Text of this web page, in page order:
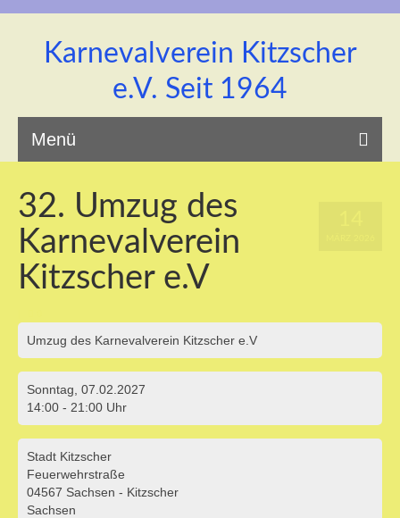
Karnevalverein Kitzscher
e.V. Seit 1964
Menü
Startseite
Unsere Prinzenpaar
Unser Verein
32. Umzug des
Karnevalverein
Kitzscher e.V
Umzug des Karnevalverein Kitzscher e.V
Sonntag, 07.02.2027
14:00 - 21:00 Uhr
Stadt Kitzscher
Feuerwehrstraße
04567 Sachsen - Kitzscher
Sachsen